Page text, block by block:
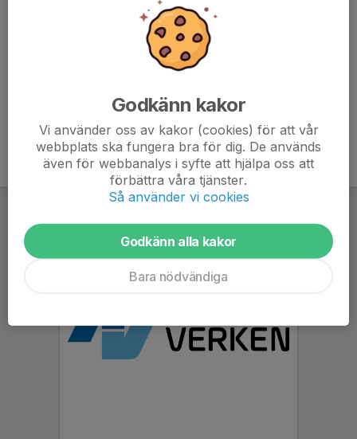
Godkänn kakor
Vi använder oss av kakor (cookies) för att vår
webbplats ska fungera bra för dig. De används
även för webbanalys i syfte att hjälpa oss att
förbättra våra tjänster.
Så använder vi cookies
Godkänn alla kakor
Bara nödvändiga